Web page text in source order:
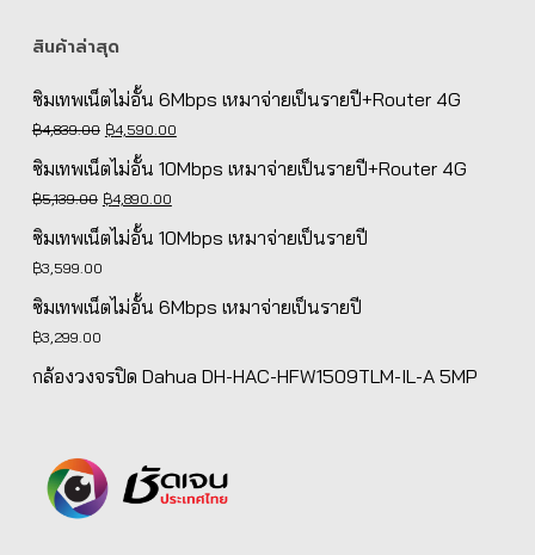
สินค้าล่าสุด
ซิมเทพเน็ตไม่อั้น 6Mbps เหมาจ่ายเป็นรายปี+Router 4G
฿4,839.00 Original
price
฿4,839.00.
฿4,590.00Current
ซิมเทพเน็ตไม่อั้น 10Mbps เหมาจ่ายเป็นรายปี+Router 4G
฿5,139.00 Original
price
฿4,890.00Current
ซิมเทพเน็ตไม่อั้น 10Mbps เหมาจ่ายเป็นรายปี
฿3,599.00
ซิมเทพเน็ตไม่อั้น 6Mbps เหมาจ่ายเป็นรายปี
฿3,299.00
กล้องวงจรปิด Dahua DH-HAC-HFW1509TLM-IL-A 5MP